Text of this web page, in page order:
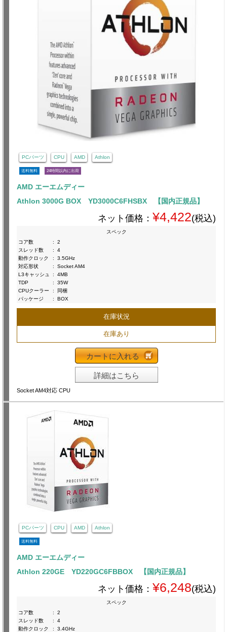
PCパーツ CPU AMD Athlon
送料無料 24時間以内に出荷
AMD エーエムディー
Athlon 3000G BOX YD3000C6FHSBX 【国内正規品】
ネット価格： ¥4,422(税込)
スペック
コア数
:
2
スレッド数
:
4
動作クロック
:
3.5GHz
対応形状
:
Socket AM4
L3キャッシュ
:
4MB
TDP
:
35W
CPUクーラー
:
同梱
パッケージ
: BOX
在庫状況
在庫あり
カートに入れる
詳細はこちら
Socket AM4対応 CPU
PCパーツ CPU AMD Athlon
送料無料
AMD エーエムディー
Athlon 220GE YD220GC6FBBOX 【国内正規品】
ネット価格： ¥6,248(税込)
スペック
コア数
:
2
スレッド数
:
4
動作クロック
:
3.4GHz